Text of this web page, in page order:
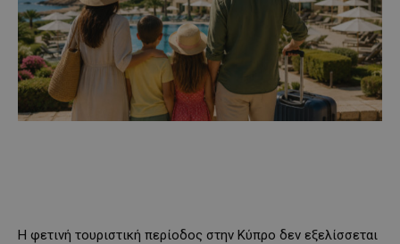
Η φετινή τουριστική περίοδος στην Κύπρο δεν εξελίσσεται